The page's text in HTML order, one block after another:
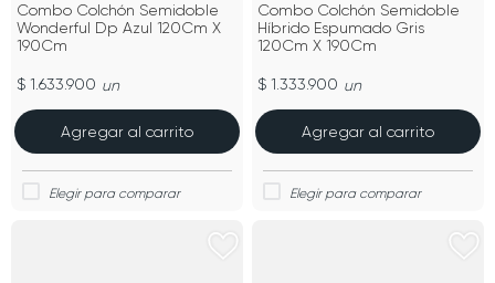
Combo Colchón Semidoble
Wonderful Dp Azul 120Cm X
190Cm
$ 1.633.900 un
Agregar al carrito
Combo Colchón Semidoble
Híbrido Espumado Gris
120Cm X 190Cm
$ 1.333.900 un
Agregar al carrito